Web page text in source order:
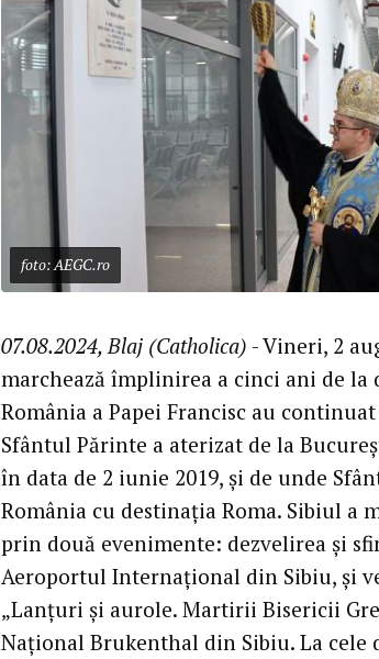
foto: AEGC.ro
07.08.2024, Blaj (Catholica) - Vineri, 2
marchează împlinirea a cinci ani de la
România a Papei Francisc au
Sfântul Părinte a aterizat de la
în data de 2 iunie 2019, și de unde
România cu destinația Roma. Sibiul a
prin două evenimente: dezvelirea și
Aeroportul Internațional din Sibiu, și
„Lanțuri și aurole. Martirii Bisericii
Național Brukenthal din Sibiu. La cele